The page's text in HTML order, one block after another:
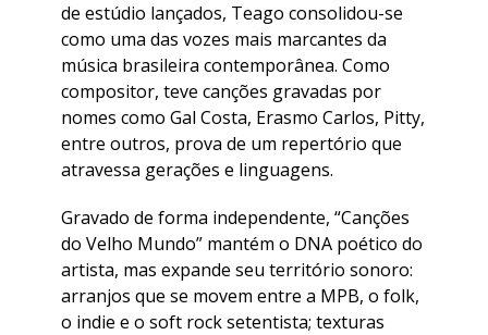
de estúdio lançados, Teago consolidou-se
como uma das vozes mais marcantes da
música brasileira contemporânea. Como
compositor, teve canções gravadas por
nomes como Gal Costa, Erasmo Carlos, Pitty,
entre outros, prova de um repertório que
atravessa gerações e linguagens.
Gravado de forma independente, “Canções
do Velho Mundo” mantém o DNA poético do
artista, mas expande seu território sonoro:
arranjos que se movem entre a MPB, o folk,
o indie e o soft rock setentista; texturas